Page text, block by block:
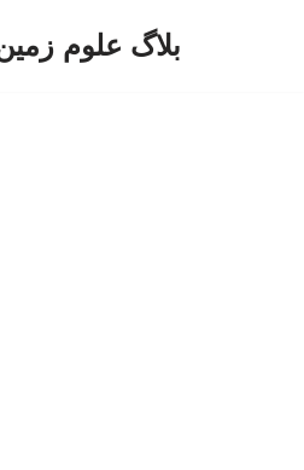
بلاگ علوم